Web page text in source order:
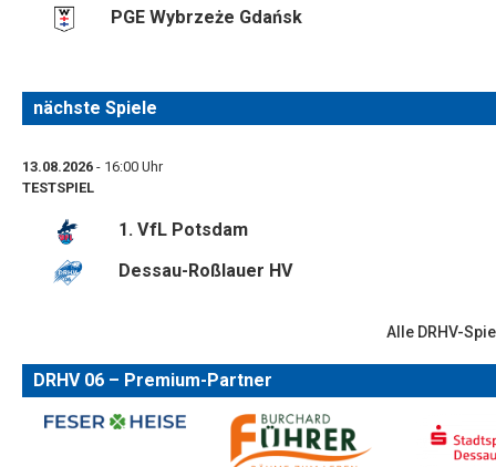
PGE Wybrzeże Gdańsk
nächste Spiele
13.08.2026 - 16:00 Uhr
TESTSPIEL
1. VfL Potsdam
Dessau-Roßlauer HV
Alle DRHV-
DRHV 06 – Premium-Partner